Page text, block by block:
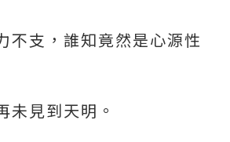
不支，誰知竟然是心源性
未見到天明。